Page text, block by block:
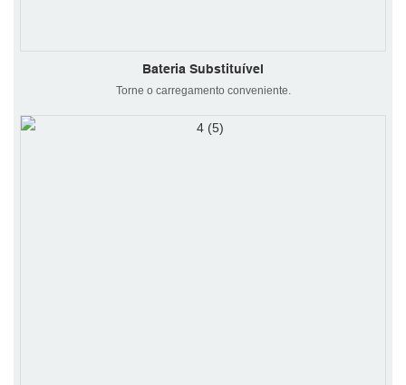
Bateria Substituível
Torne o carregamento conveniente.